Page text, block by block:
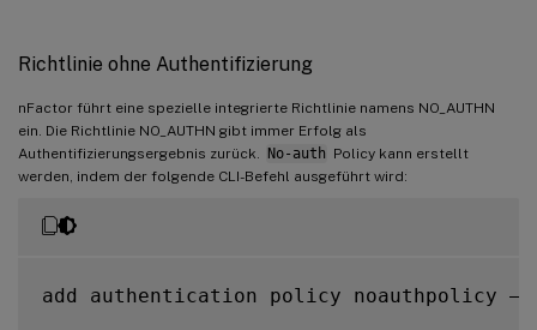
Richtlinie ohne Authentifizierung
nFactor führt eine spezielle integrierte Richtlinie namens NO_AUTHN
ein. Die Richtlinie NO_AUTHN gibt immer Erfolg als
Authentifizierungsergebnis zurück.
No-auth Policy kann erstellt
werden, indem der folgende CLI-Befehl ausgeführt wird:
add authentication policy noauthpolicy